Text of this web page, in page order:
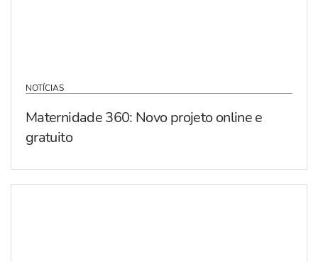
NOTÍCIAS
Maternidade 360: Novo projeto online e
gratuito